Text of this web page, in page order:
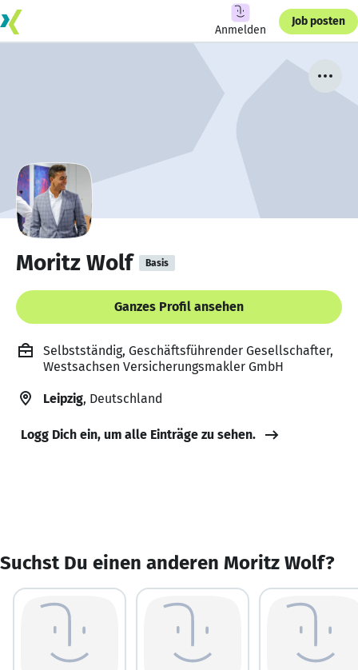
Anmelden
Job posten
Moritz Wolf Basis
Ganzes Profil ansehen
Selbstständig, Geschäftsführender Gesellschafter,
Westsachsen Versicherungsmakler GmbH
Leipzig, Deutschland
Logg Dich ein, um alle Einträge zu sehen.
Suchst Du einen anderen Moritz Wolf?